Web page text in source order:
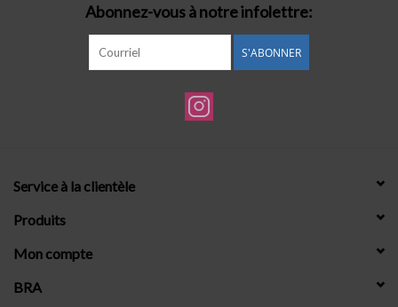
Abonnez-vous à notre infolettre:
S'ABONNER
Service à la clientèle
Produits
Mon compte
BRA